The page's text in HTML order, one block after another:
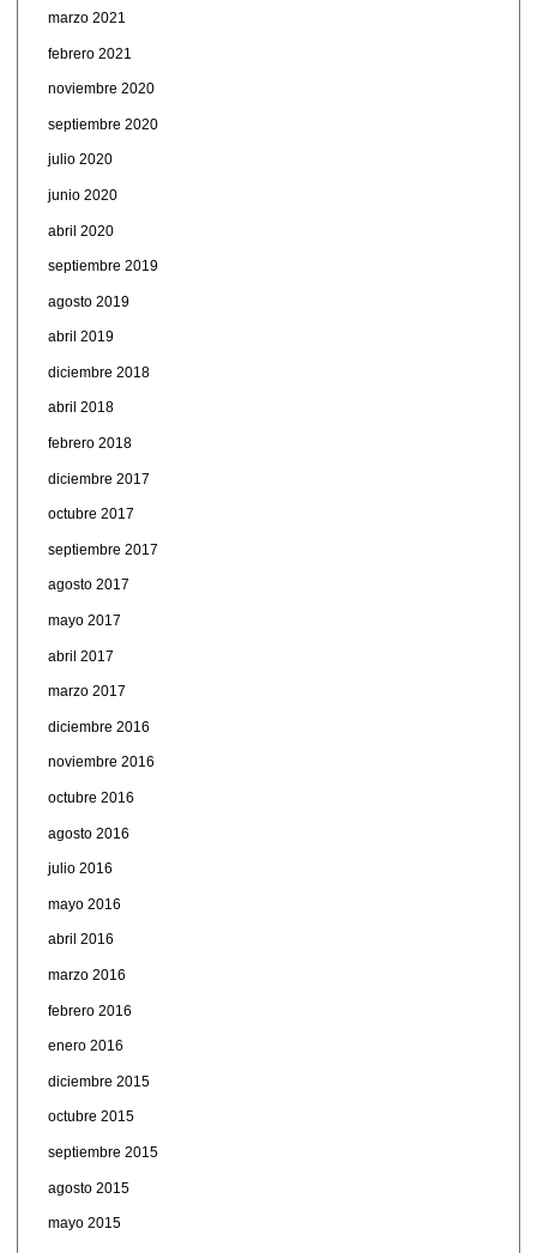
marzo 2021
febrero 2021
noviembre 2020
septiembre 2020
julio 2020
junio 2020
abril 2020
septiembre 2019
agosto 2019
abril 2019
diciembre 2018
abril 2018
febrero 2018
diciembre 2017
octubre 2017
septiembre 2017
agosto 2017
mayo 2017
abril 2017
marzo 2017
diciembre 2016
noviembre 2016
octubre 2016
agosto 2016
julio 2016
mayo 2016
abril 2016
marzo 2016
febrero 2016
enero 2016
diciembre 2015
octubre 2015
septiembre 2015
agosto 2015
mayo 2015